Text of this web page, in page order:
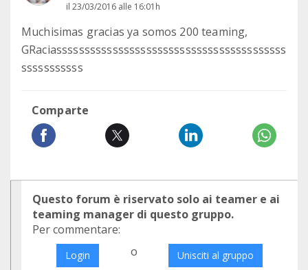
il 23/03/2016 alle 16:01h
Muchisimas gracias ya somos 200 teaming,
GRaciasssssssssssssssssssssssssssssssssssssssss
sssssssssss
Comparte
Questo forum è riservato solo ai teamer e ai
teaming manager di questo gruppo.
Per commentare:
Login o Unisciti al gruppo